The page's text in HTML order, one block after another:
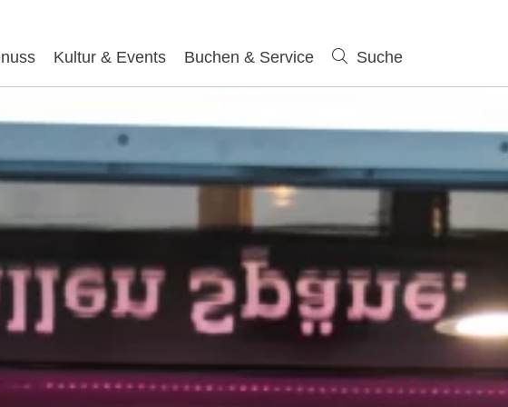
Kultur & Events Buchen & Service Suche